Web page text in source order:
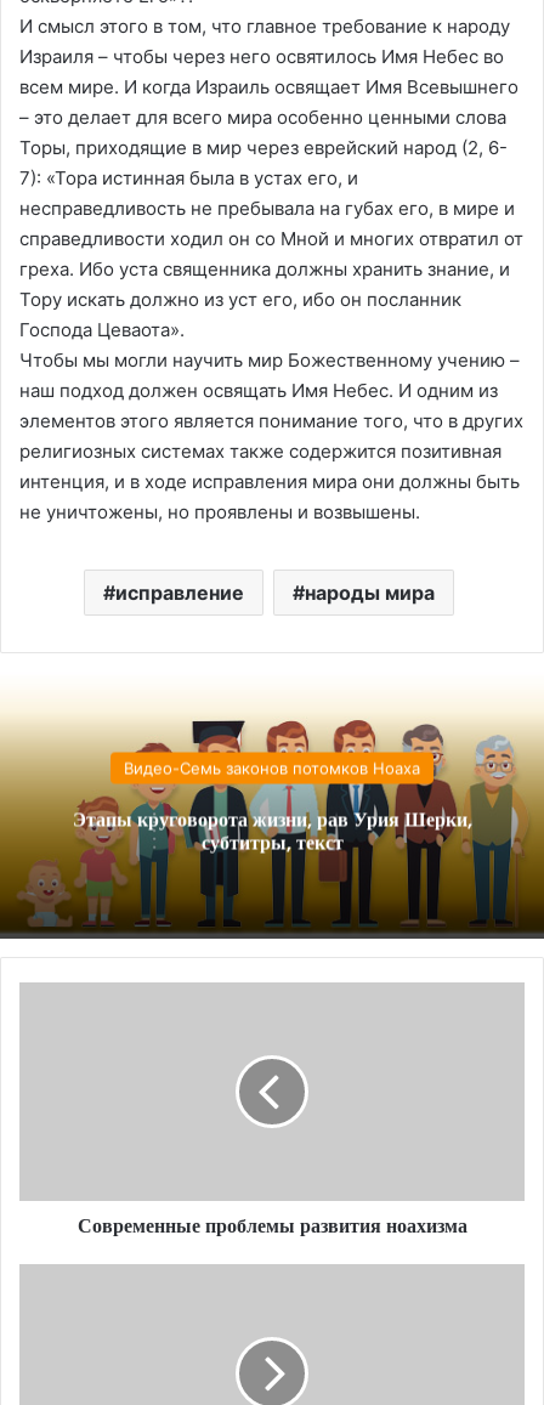
И смысл этого в том, что главное требование к народу
Израиля – чтобы через него освятилось Имя Небес во
всем мире. И когда Израиль освящает Имя Всевышнего
– это делает для всего мира особенно ценными слова
Торы, приходящие в мир через еврейский народ (2, 6-
7): «Тора истинная была в устах его, и
несправедливость не пребывала на губах его, в мире и
справедливости ходил он со Мной и многих отвратил от
греха. Ибо уста священника должны хранить знание, и
Тору искать должно из уст его, ибо он посланник
Господа Цеваота».
Чтобы мы могли научить мир Божественному учению –
наш подход должен освящать Имя Небес. И одним из
элементов этого является понимание того, что в других
религиозных системах также содержится позитивная
интенция, и в ходе исправления мира они должны быть
не уничтожены, но проявлены и возвышены.
исправление народы мира
Видео-Семь законов потомков Ноаха
Этапы круговорота жизни, рав Урия Шерки,
субтитры, текст
Современные проблемы развития ноахизма